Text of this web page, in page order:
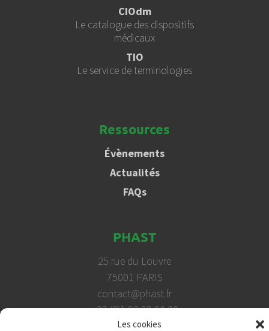
Les cookies
PHAST
25 rue du Louvre
75001 PARIS
contact@phast.fr
+33 (0)1 82 83 90 00
CIOdm
Le catalogue des dispositifs
médicaux
TIO
Le service de terminologies
Ressources
Évènements
Actualités
FAQs